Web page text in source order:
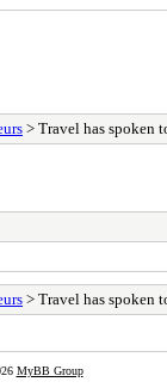
> Travel has spoken
> Travel has spoken
MyBB Group